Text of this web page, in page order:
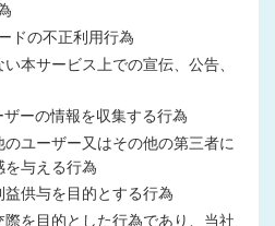
ドの不正利用行為
本サービス上での宣伝、公告、
ーの情報を収集する行為
ユーザー又はその他の第三者に
を与える行為
供与を目的とする行為
を目的とした行為であり、当社